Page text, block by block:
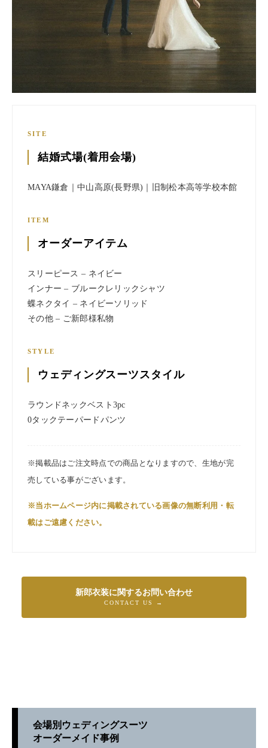
SITE
結婚式場(着用会場)
MAYA鎌倉｜中山高原(長野県)｜旧制松本高等学校本館
ITEM
オーダーアイテム
スリーピース – ネイビー
インナー – ブルークレリックシャツ
蝶ネクタイ – ネイビーソリッド
その他 – ご新郎様私物
STYLE
ウェディングスーツスタイル
ラウンドネックベスト3pc
0タックテーパードパンツ
※掲載品はご注文時点での商品となりますので、生地が完
売している事がございます。
※当ホームページ内に掲載されている画像の無断利用・転
載はご遠慮ください。
新郎衣装に関するお問い合わせ
CONTACT US →
会場別ウェディングスーツ
オーダーメイド事例